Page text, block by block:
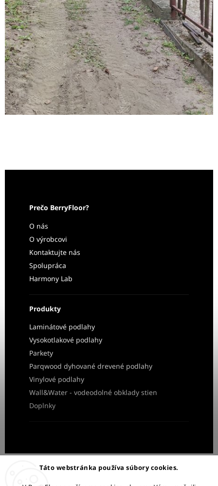
Táto webstránka používa súbory cookies.
Prečo BerryFloor?
O nás
O výrobcovi
Kontaktujte nás
Spolupráca
Harmony Lab
Produkty
Laminátové podlahy
Vysokotlakové podlahy
Parkety
Parqwood dyhované drevené podlahy
Vinylové podlahy
Wall&Water - vodeodolné obklady stien
Doplnky
Obchodné podmienkyOchrana osobných údajov